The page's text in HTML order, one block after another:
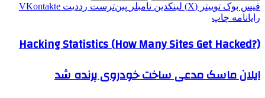
فیس بوک توییتر (X) لینکدین ‫تامبلر ‫پین‌ترست ‫رددیت ‫VKontakte
رایانامه چاپ
Hacking Statistics (How Many Sites Get Hacked?)
ایلان ماسک مدعی ساخت خودروی پرنده شد